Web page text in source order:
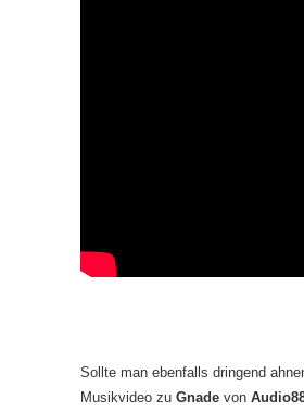
Sollte man ebenfalls dringend
Musikvideo zu Gnade von